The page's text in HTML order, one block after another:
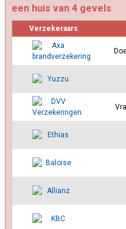
een huis van 4 gevels
Verzekeraars